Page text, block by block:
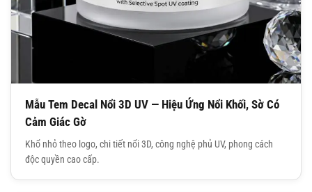
Mẫu Tem Decal Nổi 3D UV — Hiệu Ứng Nổi Khối, Sờ Có
Cảm Giác Gờ
Khổ nhỏ theo logo, chi tiết nổi 3D, công nghệ phủ UV, phong cách
độc quyền cao cấp.